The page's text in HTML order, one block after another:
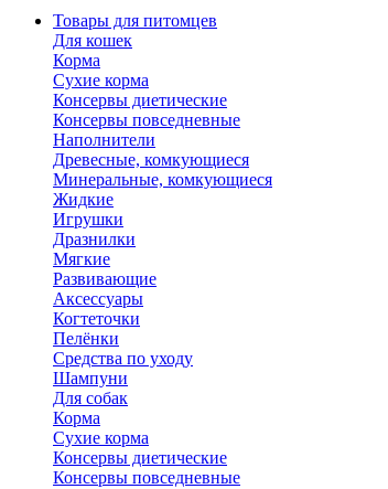
Товары для питомцев
Для кошек
Корма
Сухие корма
Консервы диетические
Консервы повседневные
Наполнители
Древесные, комкующиеся
Минеральные, комкующиеся
Жидкие
Игрушки
Дразнилки
Мягкие
Развивающие
Аксессуары
Когтеточки
Пелёнки
Средства по уходу
Шампуни
Для собак
Корма
Сухие корма
Консервы диетические
Консервы повседневные